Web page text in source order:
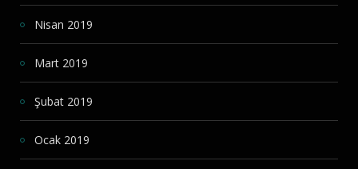
Nisan 2019
Mart 2019
Şubat 2019
Ocak 2019